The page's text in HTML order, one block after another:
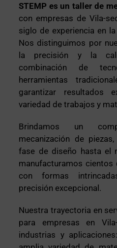
STEMP es un taller de
con empresas de Vila-
siglo de experiencia en
Nos distinguimos por
la precisión y la
combinación de
herramientas
garantizar resultados
variedad de trabajos y
Brindamos un
mecanización de
fase de diseño hasta el
manufacturamos
con formas
precisión excepcional.
Nuestra trayectoria en
para empresas en
industrias y